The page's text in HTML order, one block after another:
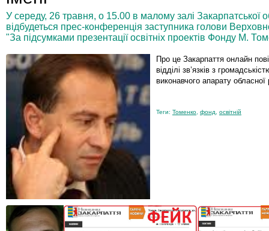
У середу, 26 травня, о 15.00 в малому залі Закарпатської
відбудеться прес-конференція заступника голови
"За підсумками презентації освітніх проектів Фонду М.
Про це Закарпаття онлайн
відділі зв’язків з
виконавчого апарату обласної
Теги: Томенко фонд освітній